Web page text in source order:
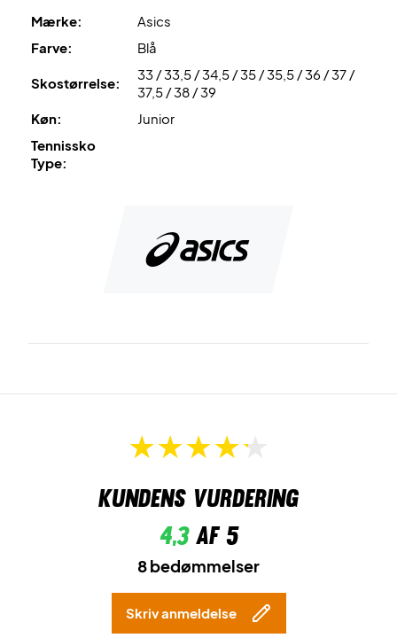
masse gode kvaliteter til en lav pris.
Farve: Mørkeblå med sølv og gul.
Mærke:
Asics
Farve:
Blå
Skostørrelse:
33 / 33,5 / 34,5 / 35 / 35,5 / 36 / 37 /
37,5 / 38 / 39
Køn:
Junior
Tennissko
Type:
Kundens vurdering
4,3af 5
8 bedømmelser
Skriv anmeldelse